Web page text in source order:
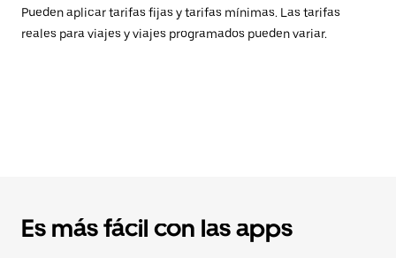
Pueden aplicar tarifas fijas y tarifas mínimas. Las tarifas
reales para viajes y viajes programados pueden variar.
Es más fácil con las apps